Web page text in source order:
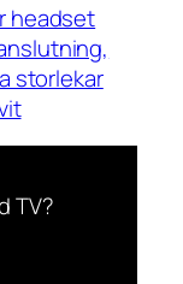
headset
storlekar
TV?